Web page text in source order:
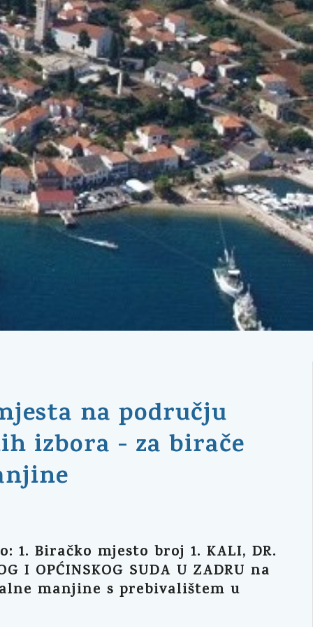
na području
izbora - za birače
1. Biračko mjesto broj 1. KALI, DR.
I OPĆINSKOG SUDA U ZADRU na
manjine s prebivalištem u